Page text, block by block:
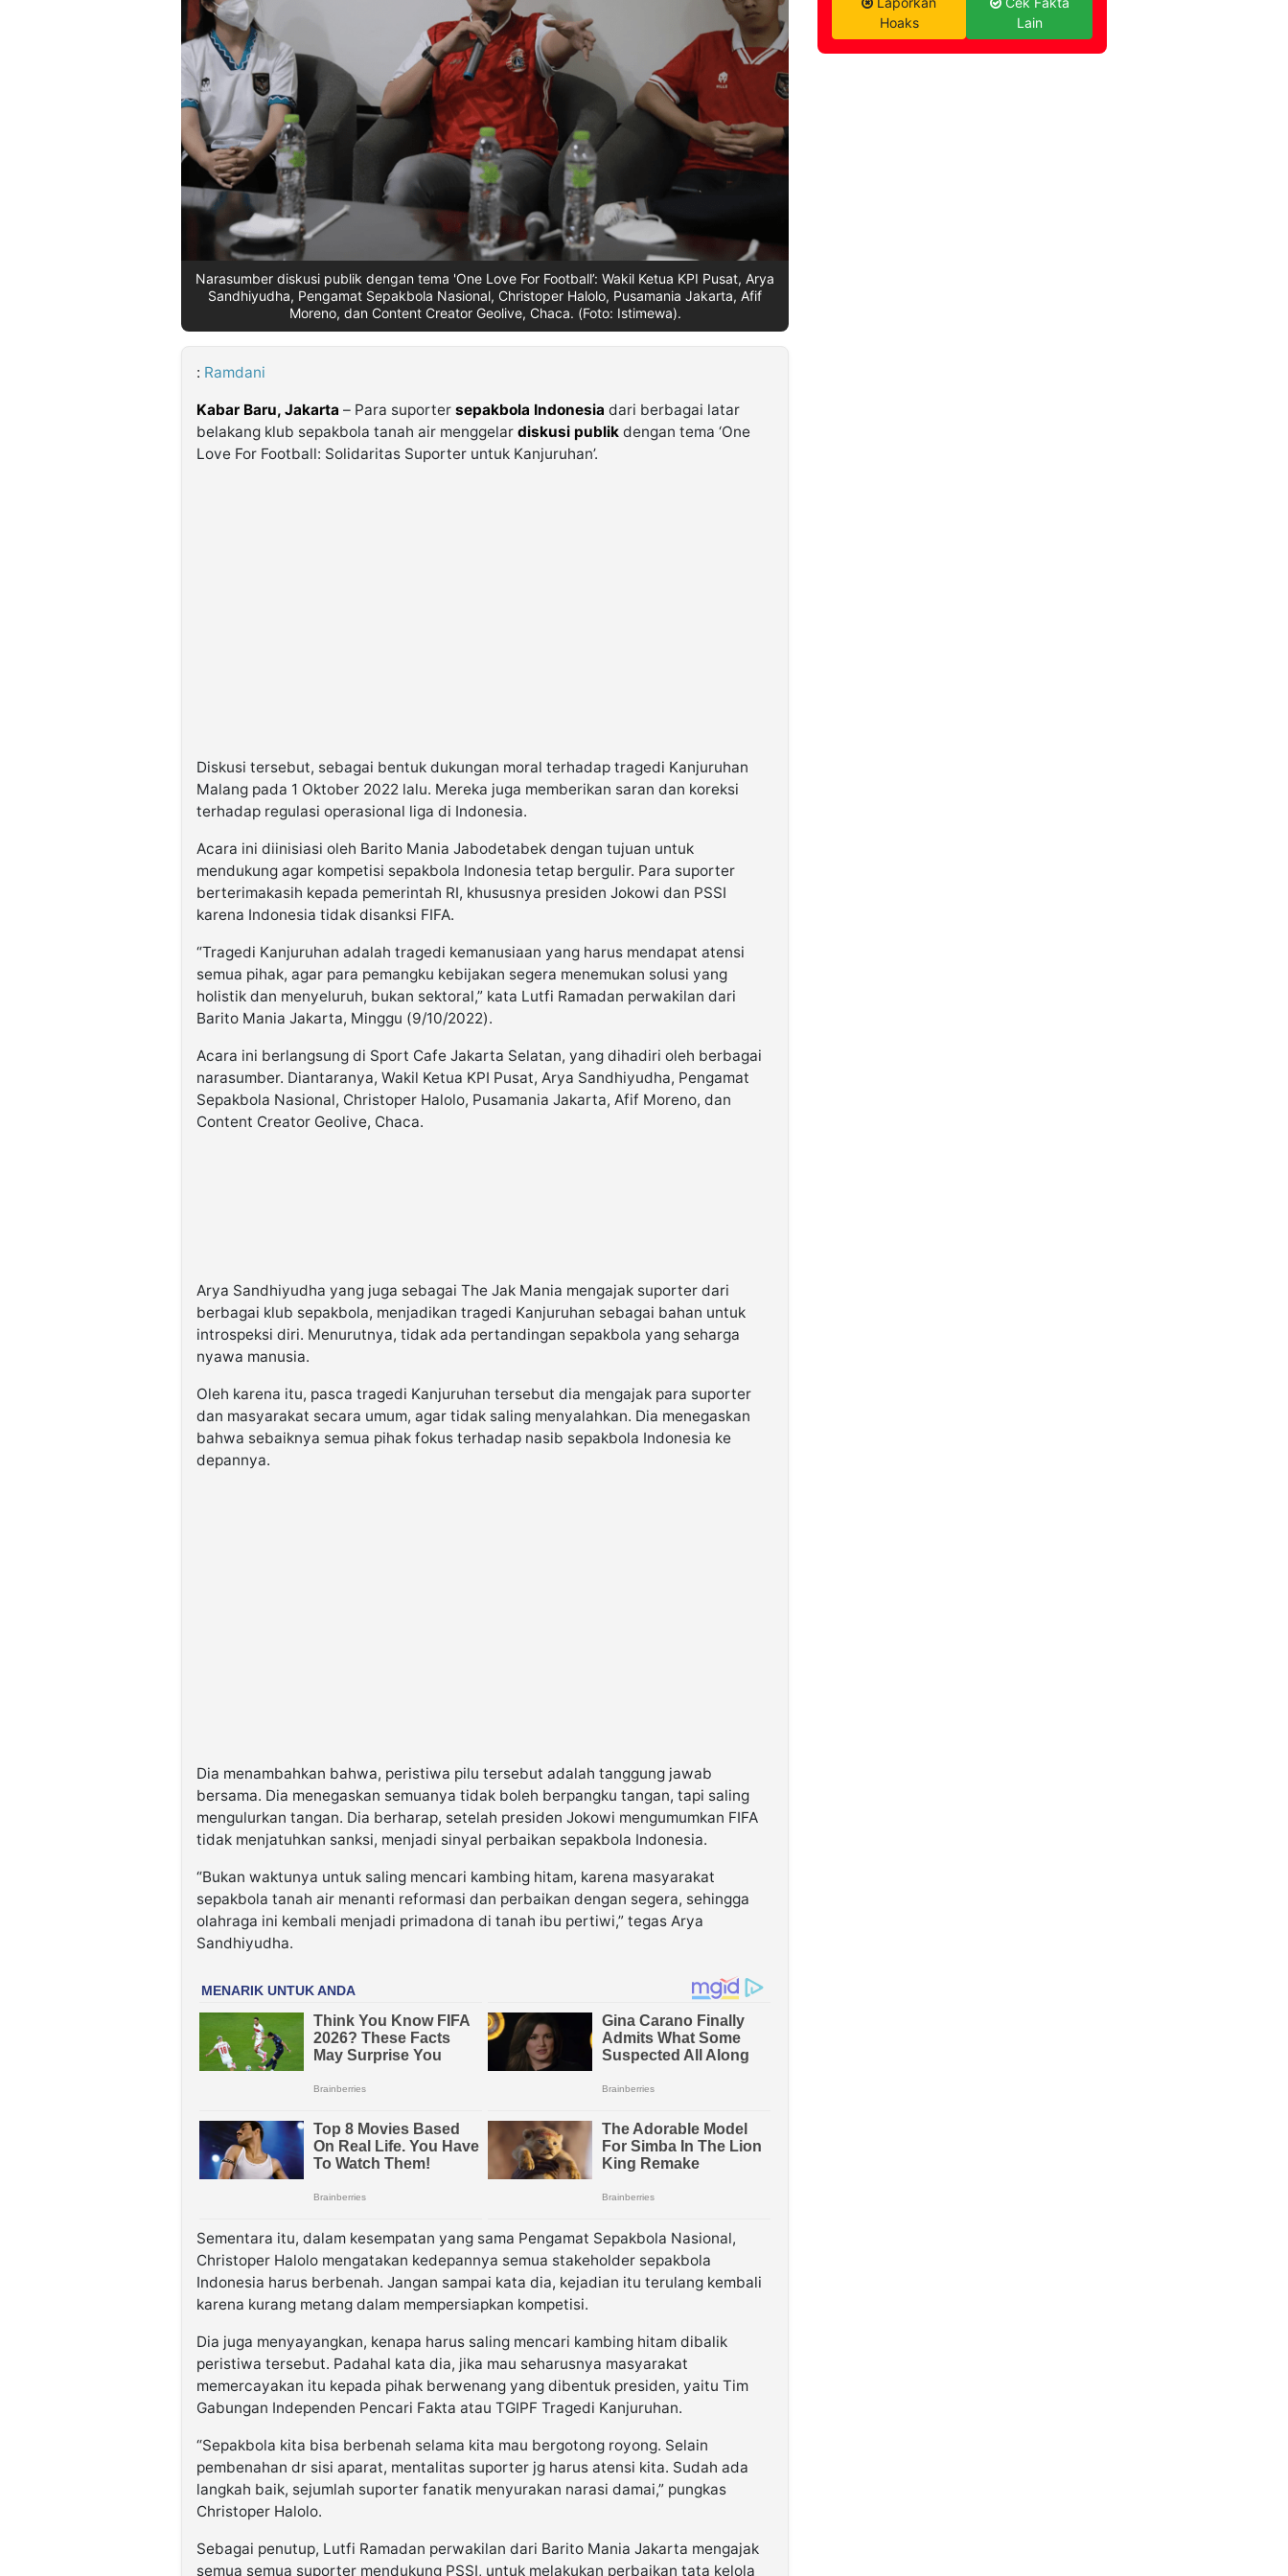
Narasumber diskusi publik dengan tema 'One Love For Football’: Wakil Ketua KPI Pusat, Arya
Sandhiyudha, Pengamat Sepakbola Nasional, Christoper Halolo, Pusamania Jakarta, Afif
Moreno, dan Content Creator Geolive, Chaca. (Foto: Istimewa).
: Ramdani
Kabar Baru, Jakarta – Para suporter sepakbola Indonesia dari berbagai latar
belakang klub sepakbola tanah air menggelar diskusi publik dengan tema ‘One
Love For Football: Solidaritas Suporter untuk Kanjuruhan’.
Diskusi tersebut, sebagai bentuk dukungan moral terhadap tragedi Kanjuruhan
Malang pada 1 Oktober 2022 lalu. Mereka juga memberikan saran dan koreksi
terhadap regulasi operasional liga di Indonesia.
Acara ini diinisiasi oleh Barito Mania Jabodetabek dengan tujuan untuk
mendukung agar kompetisi sepakbola Indonesia tetap bergulir. Para suporter
berterimakasih kepada pemerintah RI, khususnya presiden Jokowi dan PSSI
karena Indonesia tidak disanksi FIFA.
“Tragedi Kanjuruhan adalah tragedi kemanusiaan yang harus mendapat atensi
semua pihak, agar para pemangku kebijakan segera menemukan solusi yang
holistik dan menyeluruh, bukan sektoral,” kata Lutfi Ramadan perwakilan dari
Barito Mania Jakarta, Minggu (9/10/2022).
Acara ini berlangsung di Sport Cafe Jakarta Selatan, yang dihadiri oleh berbagai
narasumber. Diantaranya, Wakil Ketua KPI Pusat, Arya Sandhiyudha, Pengamat
Sepakbola Nasional, Christoper Halolo, Pusamania Jakarta, Afif Moreno, dan
Content Creator Geolive, Chaca.
Arya Sandhiyudha yang juga sebagai The Jak Mania mengajak suporter dari
berbagai klub sepakbola, menjadikan tragedi Kanjuruhan sebagai bahan untuk
introspeksi diri. Menurutnya, tidak ada pertandingan sepakbola yang seharga
nyawa manusia.
Oleh karena itu, pasca tragedi Kanjuruhan tersebut dia mengajak para suporter
dan masyarakat secara umum, agar tidak saling menyalahkan. Dia menegaskan
bahwa sebaiknya semua pihak fokus terhadap nasib sepakbola Indonesia ke
depannya.
Dia menambahkan bahwa, peristiwa pilu tersebut adalah tanggung jawab
bersama. Dia menegaskan semuanya tidak boleh berpangku tangan, tapi saling
mengulurkan tangan. Dia berharap, setelah presiden Jokowi mengumumkan FIFA
tidak menjatuhkan sanksi, menjadi sinyal perbaikan sepakbola Indonesia.
“Bukan waktunya untuk saling mencari kambing hitam, karena masyarakat
sepakbola tanah air menanti reformasi dan perbaikan dengan segera, sehingga
olahraga ini kembali menjadi primadona di tanah ibu pertiwi,” tegas Arya
Sandhiyudha.
Sementara itu, dalam kesempatan yang sama Pengamat Sepakbola Nasional,
Christoper Halolo mengatakan kedepannya semua stakeholder sepakbola
Indonesia harus berbenah. Jangan sampai kata dia, kejadian itu terulang kembali
karena kurang metang dalam mempersiapkan kompetisi.
Dia juga menyayangkan, kenapa harus saling mencari kambing hitam dibalik
peristiwa tersebut. Padahal kata dia, jika mau seharusnya masyarakat
memercayakan itu kepada pihak berwenang yang dibentuk presiden, yaitu Tim
Gabungan Independen Pencari Fakta atau TGIPF Tragedi Kanjuruhan.
“Sepakbola kita bisa berbenah selama kita mau bergotong royong. Selain
pembenahan dr sisi aparat, mentalitas suporter jg harus atensi kita. Sudah ada
langkah baik, sejumlah suporter fanatik menyurakan narasi damai,” pungkas
Christoper Halolo.
Sebagai penutup, Lutfi Ramadan perwakilan dari Barito Mania Jakarta mengajak
semua semua suporter mendukung PSSI, untuk melakukan perbaikan tata kelola
Hoaks
Lain